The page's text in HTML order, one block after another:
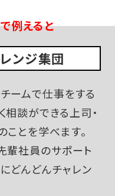
例えると
ンジ集団
ームで仕事をする
相談ができる上司・
ことを学べます。
輩社員のサポート
どんどんチャレン